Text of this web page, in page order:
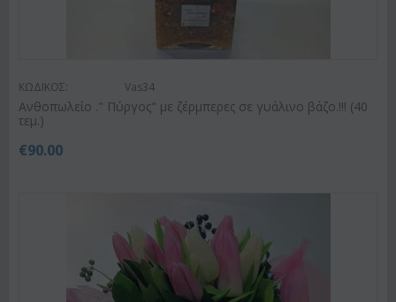
ΚΩΔΙΚΟΣ: Vas34
Ανθοπωλείο ." Πύργος" με ζέρμπερες σε γυάλινο βάζο.!!! (40
τεμ.)
€90.00